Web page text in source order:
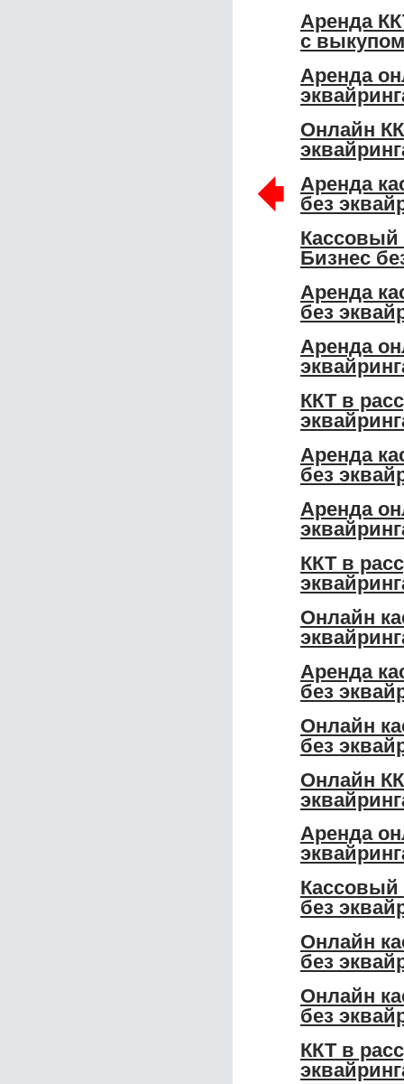
Аренда
с выкупом
Аренда
Онлайн
Аренда
без
Кассовый
Бизнес
Аренда
без
Аренда
ККТ в
Аренда
без
Аренда
ККТ в
Онлайн
Аренда
без
Онлайн
без
Онлайн
Аренда
Кассовый
без
Онлайн
без
Онлайн
без
ККТ в
🠸